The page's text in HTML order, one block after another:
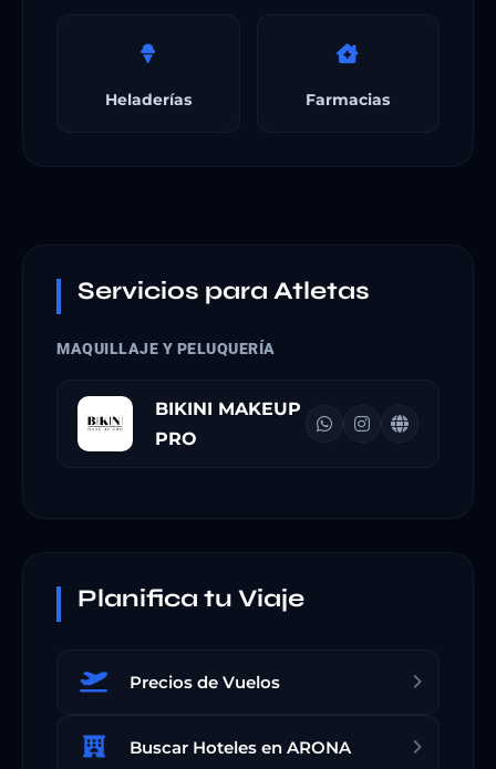
Heladerías Farmacias
Servicios para Atletas
MAQUILLAJE Y PELUQUERÍA
BIKINI MAKEUP
PRO
Planifica tu Viaje
Precios de Vuelos
Buscar Hoteles en ARONA